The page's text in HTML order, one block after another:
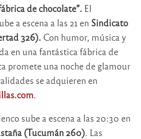
de chocolate”. El
a escena a las 21 en Sindicato
326). Con humor, música y
en una fantástica fábrica de
promete una noche de glamour
se adquieren en
.
sube a escena a las 20:30 en
(Tucumán 260). Las